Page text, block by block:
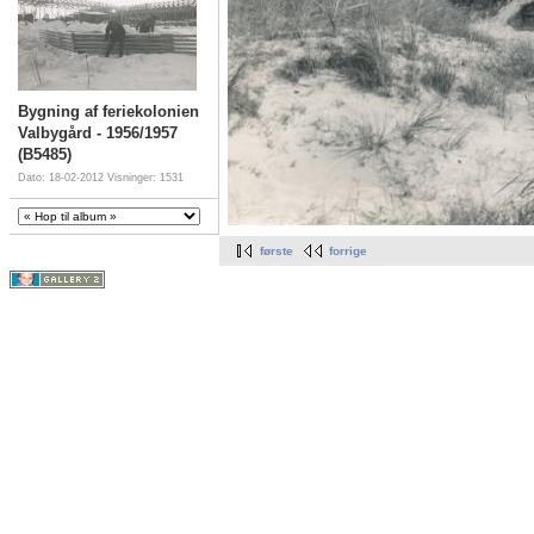
Bygning af feriekolonien
Valbygård - 1956/1957
(B5485)
Dato: 18-02-2012 Visninger: 1531
første forrige